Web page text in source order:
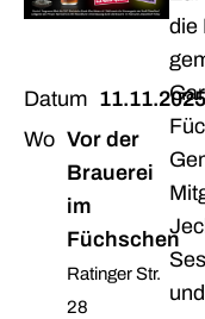
Datum 11.11.2025
Wo Vor der
Brauerei
im
Füchschen
Ratinger Str.
28
die